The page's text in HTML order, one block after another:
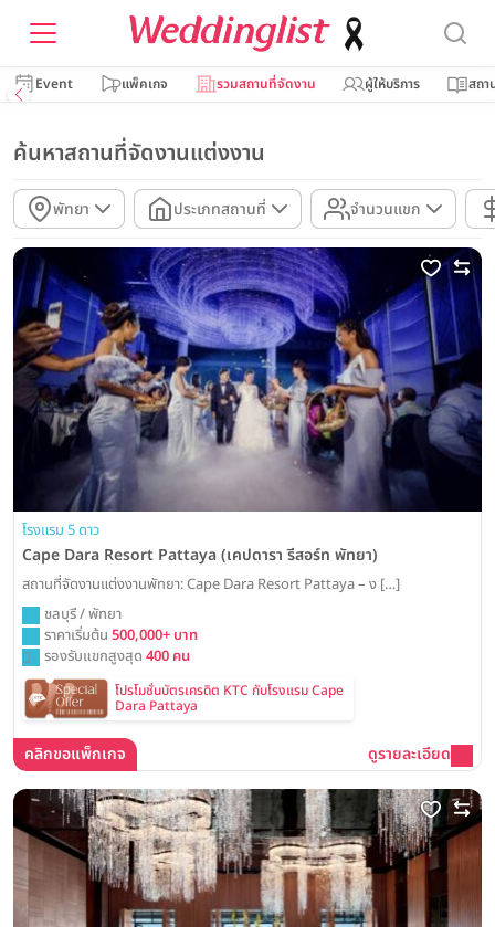
Event แพ็คเกจ รวมสถานที่จัดงาน ผู้ให้บริการ สถา
ค้นหาสถานที่จัดงานแต่งงาน
พัทยา ประเภทสถานที่ จำนวนแขก
โรงแรม 5 ดาว
Cape Dara Resort Pattaya (เคปดารา รีสอร์ท พัทยา)
สถานที่จัดงานแต่งงานพัทยา: Cape Dara Resort Pattaya – ง […]
ชลบุรี / พัทยา
ราคาเริ่มต้น 500,000+ บาท
รองรับแขกสูงสุด 400 คน
โปรโมชั่นบัตรเครดิต KTC กับโรงแรม Cape
Dara Pattaya
คลิกขอแพ็กเกจ ดูรายละเอียด